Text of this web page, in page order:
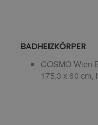
BADHEIZKÖRPER
COSMO Wien
175,3 x 60 cm,